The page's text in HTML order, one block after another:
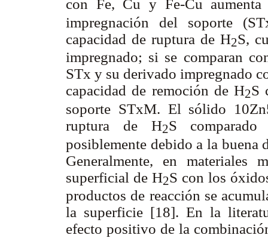
con Fe, Cu y Fe-Cu
impregnación del soporte
capacidad de ruptura de H2S,
impregnado; si se comparan
STx y su derivado impregnado
capacidad de remoción de H2S
soporte STxM. El sólido
ruptura de H2S
posiblemente debido a la buena
Generalmente, en materiales
superficial de H2S con los
productos de reacción se
la superficie [18]. En la
efecto positivo de la